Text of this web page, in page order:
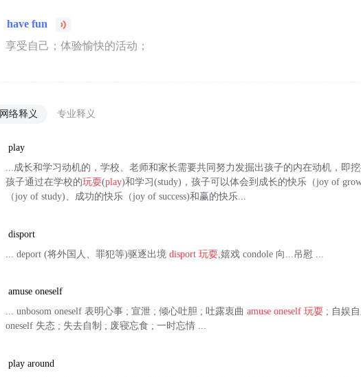
have fun
享受自己；体验愉快的活动；
网络释义 专业释义
play
...成长和学习动机的，学校、老师和家长需要共同努力发掘出孩子的内在动机，即挖
孩子通过在学校的玩耍(play)和学习(study)，孩子可以体会到成长的快乐（joy of
（joy of study)、成功的快乐（joy of success)和赢的快乐...
disport
... deport (将外国人、罪犯等)驱逐出境disport 玩耍 ,嬉戏 condole 向...吊慰 ...
amuse oneself
... unbosom oneself 表明心事 ; 宣泄 ; 倾心吐胆 ; 吐露衷曲amuse oneself 玩耍 ; 自娱
oneself 失态 ; 失去自制 ; 废寝忘食 ; 一时忘情 ...
play around